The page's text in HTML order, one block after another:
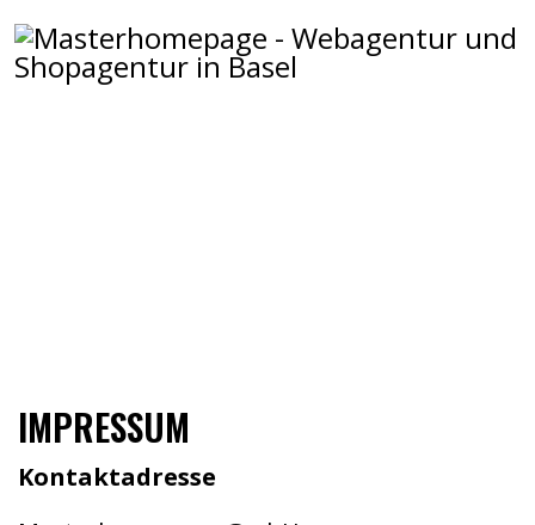
IMPRESSUM
Kontaktadresse